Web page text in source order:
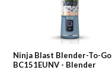
Ninja Blast Blender-To-Go
BC151EUNV - Blender